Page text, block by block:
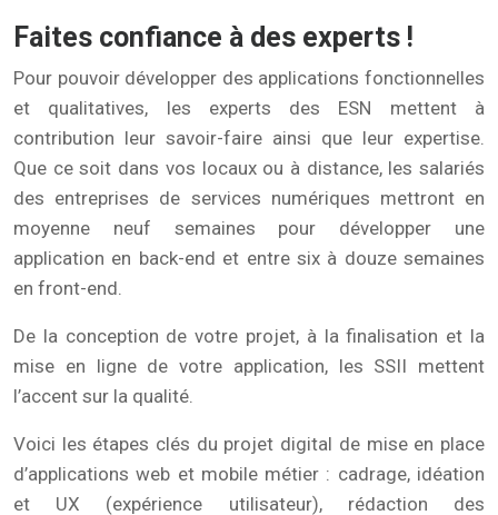
Faites confiance à des experts !
Pour pouvoir développer des applications fonctionnelles
et qualitatives, les experts des ESN mettent à
contribution leur savoir-faire ainsi que leur expertise.
Que ce soit dans vos locaux ou à distance, les salariés
des entreprises de services numériques mettront en
moyenne neuf semaines pour développer une
application en back-end et entre six à douze semaines
en front-end.
De la conception de votre projet, à la finalisation et la
mise en ligne de votre application, les SSII mettent
l’accent sur la qualité.
Voici les étapes clés du projet digital de mise en place
d’applications web et mobile métier : cadrage, idéation
et UX (expérience utilisateur), rédaction des